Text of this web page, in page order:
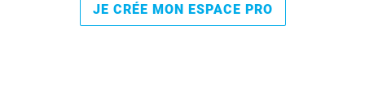
JE CRÉE MON ESPACE PRO